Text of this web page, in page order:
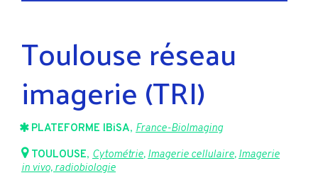
Toulouse réseau
imagerie (TRI)
PLATEFORME IBiSA, France-BioImaging
TOULOUSE, Cytométrie,Imagerie cellulaire,Imagerie
in vivo, radiobiologie